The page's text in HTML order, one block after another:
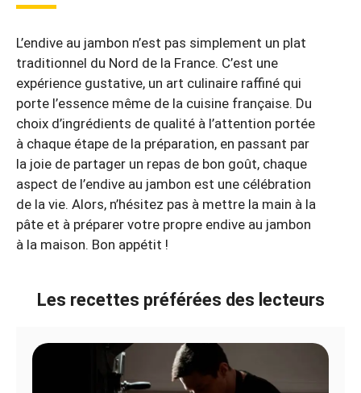
L’endive au jambon n’est pas simplement un plat
traditionnel du Nord de la France. C’est une
expérience gustative, un art culinaire raffiné qui
porte l’essence même de la cuisine française. Du
choix d’ingrédients de qualité à l’attention portée
à chaque étape de la préparation, en passant par
la joie de partager un repas de bon goût, chaque
aspect de l’endive au jambon est une célébration
de la vie. Alors, n’hésitez pas à mettre la main à la
pâte et à préparer votre propre endive au jambon
à la maison. Bon appétit !
Les recettes préférées des lecteurs